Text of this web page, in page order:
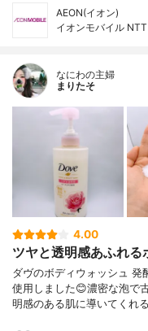
AEON(イオン)
イオンモバイル
なにわの主婦
まりたそ
4.00
ツヤと透明感あふれる
ダヴのボディウォッシュ 発
使用しました😊濃密な泡で
明感のある肌に導いてくれ